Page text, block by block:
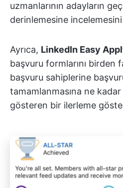
uzmanlarının adayların
derinlemesine incelemesini
Ayrıca, LinkedIn Easy
başvuru formlarını birden
başvuru sahiplerine
tamamlanmasına ne kadar
gösteren bir ilerleme